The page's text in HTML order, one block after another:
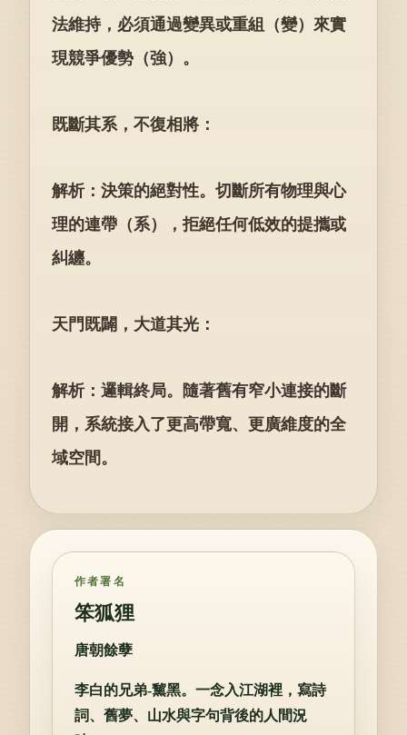
法維持，必須通過變異或重組（變）來實
現競爭優勢（強）。
既斷其系，不復相將：
解析：決策的絕對性。切斷所有物理與心
理的連帶（系），拒絕任何低效的提攜或
糾纏。
天門既闢，大道其光：
解析：邏輯終局。隨著舊有窄小連接的斷
開，系統接入了更高帶寬、更廣維度的全
域空間。
作者署名
笨狐狸
唐朝餘孽
李白的兄弟-黧黑。一念入江湖裡，寫詩
詞、舊夢、山水與字句背後的人間況